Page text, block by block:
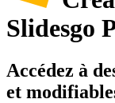
Slidesgo
Accédez à
et